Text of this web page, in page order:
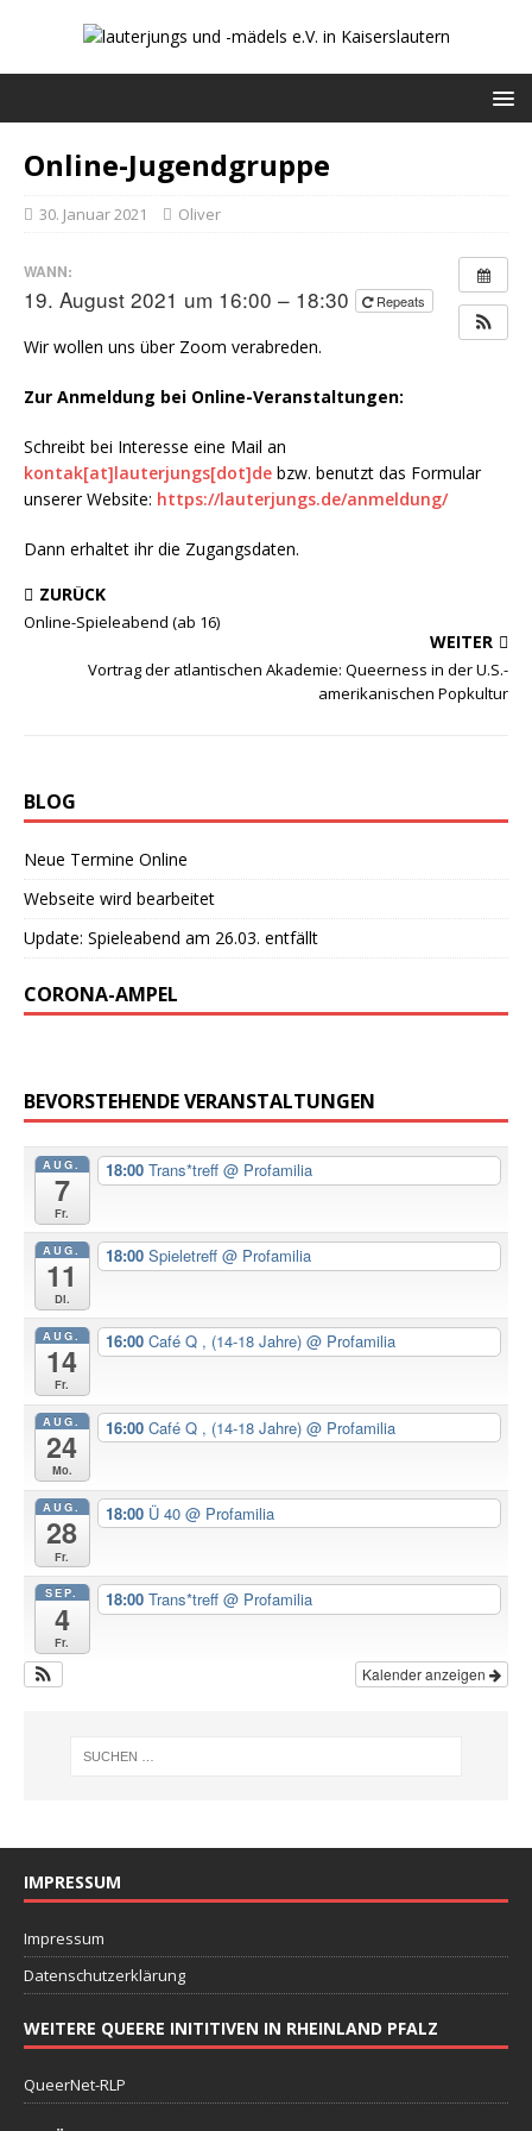
Online-Jugendgruppe
30. Januar 2021 Oliver
WANN:
19. August 2021 um 16:00 – 18:30 Repeats
Wir wollen uns über Zoom verabreden.
Zur Anmeldung bei Online-Veranstaltungen:
Schreibt bei Interesse eine Mail an
kontak[at]lauterjungs[dot]de bzw. benutzt das Formular
unserer Website: https://lauterjungs.de/anmeldung/
Dann erhaltet ihr die Zugangsdaten.
ZURÜCK
Online-Spieleabend (ab 16)
WEITER
Vortrag der atlantischen Akademie: Queerness in der U.S.-
amerikanischen Popkultur
BLOG
Neue Termine Online
Webseite wird bearbeitet
Update: Spieleabend am 26.03. entfällt
CORONA-AMPEL
BEVORSTEHENDE VERANSTALTUNGEN
AUG.
7
Fr.
18:00 Trans*treff @ Profamilia
AUG.
11
Di.
18:00 Spieletreff @ Profamilia
AUG.
14
Fr.
16:00 Café Q , (14-18 Jahre) @ Profamilia
AUG.
24
Mo.
16:00 Café Q , (14-18 Jahre) @ Profamilia
AUG.
28
Fr.
18:00 Ü 40 @ Profamilia
SEP.
4
Fr.
18:00 Trans*treff @ Profamilia
Kalender anzeigen
IMPRESSUM
Impressum
Datenschutzerklärung
WEITERE QUEERE INITITIVEN IN RHEINLAND PFALZ
QueerNet-RLP